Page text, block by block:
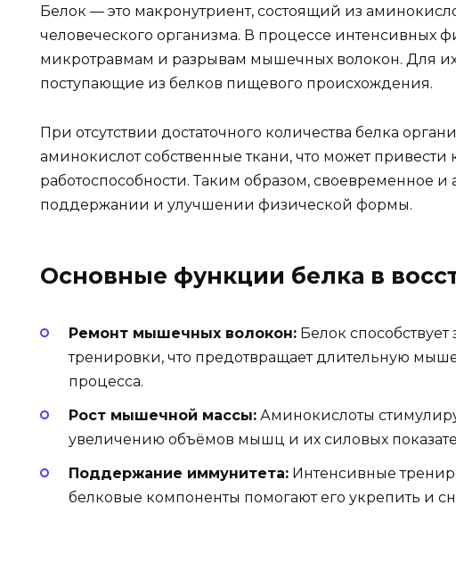
Белок — это макронутриент, состоящий из
человеческого организма. В процессе интенсивных
микротравмам и разрывам мышечных волокон. Для
поступающие из белков пищевого происхождения.
При отсутствии достаточного количества белка
аминокислот собственные ткани, что может
работоспособности. Таким образом, своевременное
поддержании и улучшении физической формы.
Основные функции белка в
Ремонт мышечных волокон: Белок
тренировки, что предотвращает длительную
процесса.
Рост мышечной массы: Аминокислоты
увеличению объёмов мышц и их силовых
Поддержание иммунитета: Интенсивные
белковые компоненты помогают его укрепить и